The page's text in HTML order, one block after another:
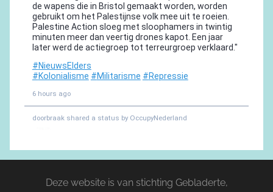
Deze website is van stichting Gebladerte,